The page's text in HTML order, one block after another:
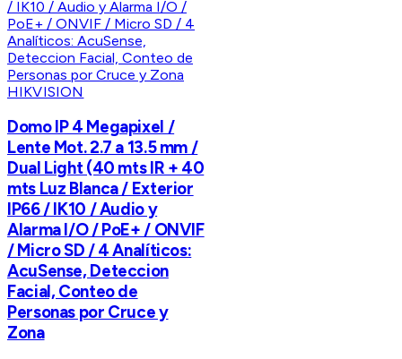
HIKVISION
Domo IP 4 Megapixel /
Lente Mot. 2.7 a 13.5 mm /
Dual Light (40 mts IR + 40
mts Luz Blanca / Exterior
IP66 / IK10 / Audio y
Alarma I/O / PoE+ / ONVIF
/ Micro SD / 4 Analíticos:
AcuSense, Deteccion
Facial, Conteo de
Personas por Cruce y
Zona